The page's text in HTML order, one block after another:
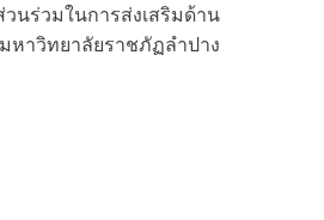
นร่วมในการส่งเสริมด้าน
หาวิทยาลัยราชภัฏลำปาง